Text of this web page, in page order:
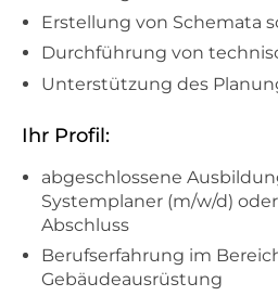
Erstellung von Schemata
Durchführung von
Unterstützung des
Ihr Profil:
abgeschlossene
Systemplaner (m/w/d)
Abschluss
Berufserfahrung im
Gebäudeausrüstung